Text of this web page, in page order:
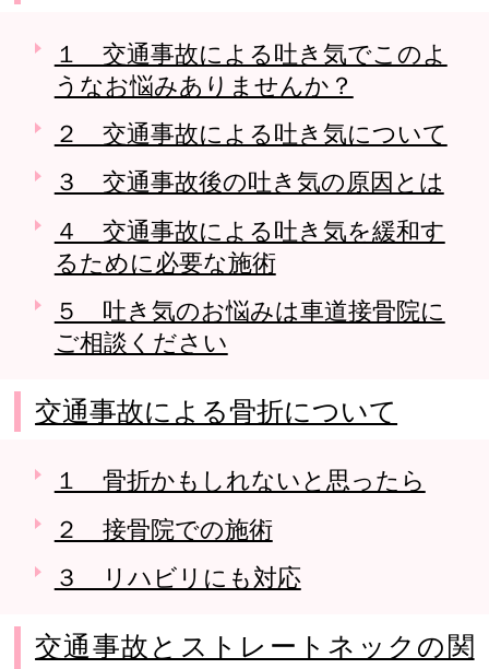
１ 交通事故による吐き気でこのよ
うなお悩みありませんか？
２ 交通事故による吐き気について
３ 交通事故後の吐き気の原因とは
４ 交通事故による吐き気を緩和す
るために必要な施術
５ 吐き気のお悩みは車道接骨院に
ご相談ください
交通事故による骨折について
１ 骨折かもしれないと思ったら
２ 接骨院での施術
３ リハビリにも対応
交通事故とストレートネックの関